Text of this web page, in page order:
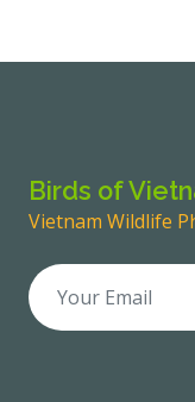
Birds of
Vietnam Wildlife